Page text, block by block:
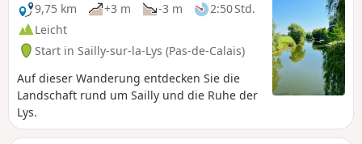
9,75 km
+3 m -3 m
2:50 Std.
Leicht
Start in Sailly-sur-la-Lys (Pas-de-Calais)
Auf dieser Wanderung entdecken Sie die
Landschaft rund um Sailly und die Ruhe der
Lys.